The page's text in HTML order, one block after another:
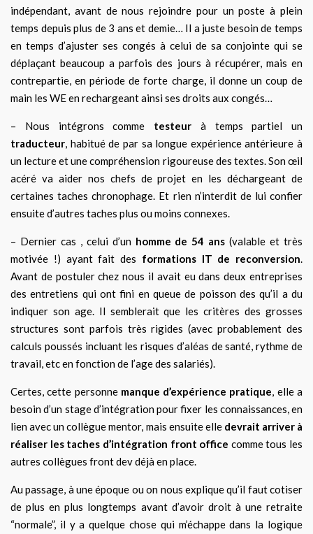
indépendant, avant de nous rejoindre pour un poste à plein
temps depuis plus de 3 ans et demie… Il a juste besoin de temps
en temps d’ajuster ses congés à celui de sa conjointe qui se
déplaçant beaucoup a parfois des jours à récupérer, mais en
contrepartie, en période de forte charge, il donne un coup de
main les WE en rechargeant ainsi ses droits aux congés…
– Nous intégrons comme testeur à temps partiel un
traducteur , habitué de par sa longue expérience antérieure à
un lecture et une compréhension rigoureuse des textes. Son œil
acéré va aider nos chefs de projet en les déchargeant de
certaines taches chronophage. Et rien n’interdit de lui confier
ensuite d’autres taches plus ou moins connexes.
– Dernier cas , celui d’un homme de 54 ans (valable et très
motivée !) ayant fait des formations IT de reconversion
Avant de postuler chez nous il avait eu dans deux entreprises
des entretiens qui ont fini en queue de poisson des qu’il a du
indiquer son age. Il semblerait que les critères des grosses
structures sont parfois très rigides (avec probablement des
calculs poussés incluant les risques d’aléas de santé, rythme de
travail, etc en fonction de l’age des salariés).
Certes, cette personne manque d’expérience pratique , elle a
besoin d’un stage d’intégration pour fixer les connaissances, en
lien avec un collègue mentor, mais ensuite elledevrait arriver à
réaliser les taches d’intégration front office comme tous les
autres collègues front dev déjà en place.
Au passage, à une époque ou on nous explique qu’il faut cotiser
de plus en plus longtemps avant d’avoir droit à une retraite
“normale”, il y a quelque chose qui m’échappe dans la logique